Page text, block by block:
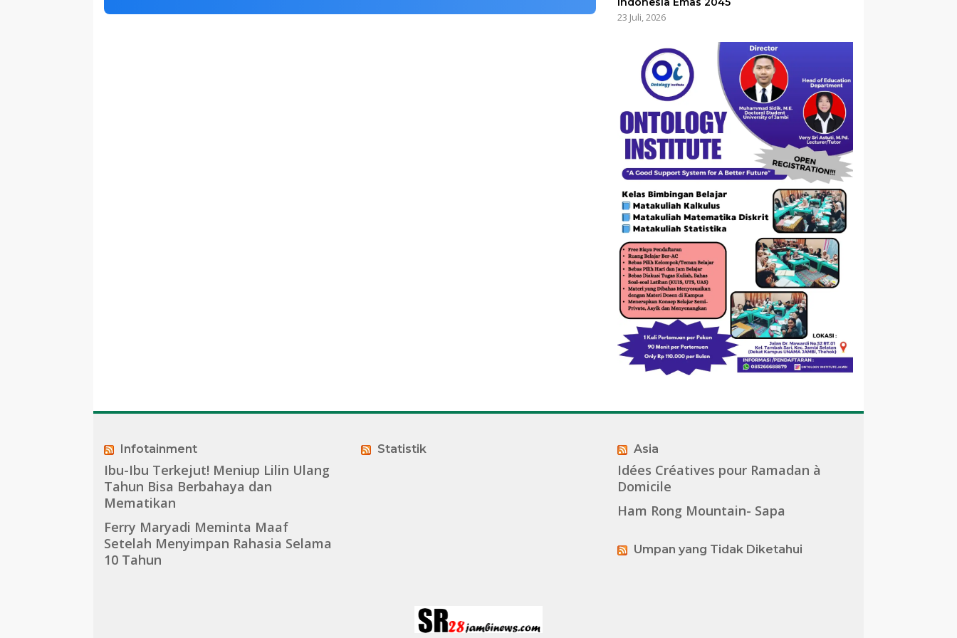
23 Juli, 2026
Infotainment
Ibu-Ibu Terkejut! Meniup Lilin Ulang
Tahun Bisa Berbahaya dan
Mematikan
Ferry Maryadi Meminta Maaf
Setelah Menyimpan Rahasia Selama
10 Tahun
Statistik Asia
Idées Créatives pour Ramadan à
Domicile
Ham Rong Mountain- Sapa
Umpan yang Tidak Diketahui